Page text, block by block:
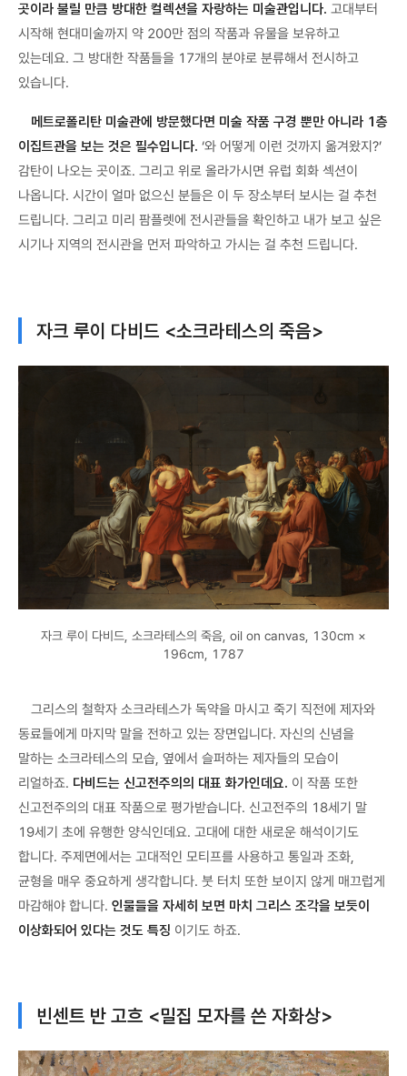
곳이라 불릴 만큼 방대한 컬렉션을 자랑하는 미술관입니다. 고대부터
시작해 현대미술까지 약 200만 점의 작품과 유물을 보유하고
있는데요. 그 방대한 작품들을 17개의 분야로 분류해서 전시하고
있습니다.
메트로폴리탄 미술관에 방문했다면 미술 작품 구경 뿐만 아니라 1층
이집트관을 보는 것은 필수입니다. ‘와 어떻게 이런 것까지 옮겨왔지?’
감탄이 나오는 곳이죠. 그리고 위로 올라가시면 유럽 회화 섹션이
나옵니다. 시간이 얼마 없으신 분들은 이 두 장소부터 보시는 걸 추천
드립니다. 그리고 미리 팜플렛에 전시관들을 확인하고 내가 보고 싶은
시기나 지역의 전시관을 먼저 파악하고 가시는 걸 추천 드립니다.
자크 루이 다비드 <소크라테스의 죽음>
자크 루이 다비드, 소크라테스의 죽음, oil on canvas, 130cm ×
196cm, 1787
그리스의 철학자 소크라테스가 독약을 마시고 죽기 직전에 제자와
동료들에게 마지막 말을 전하고 있는 장면입니다. 자신의 신념을
말하는 소크라테스의 모습, 옆에서 슬퍼하는 제자들의 모습이
리얼하죠. 다비드는 신고전주의의 대표 화가인데요. 이 작품 또한
신고전주의의 대표 작품으로 평가받습니다. 신고전주의 18세기 말
19세기 초에 유행한 양식인데요. 고대에 대한 새로운 해석이기도
합니다. 주제면에서는 고대적인 모티프를 사용하고 통일과 조화,
균형을 매우 중요하게 생각합니다. 붓 터치 또한 보이지 않게 매끄럽게
마감해야 합니다. 인물들을 자세히 보면 마치 그리스 조각을 보듯이
이상화되어 있다는 것도 특징 이기도 하죠.
빈센트 반 고흐 <밀집 모자를 쓴 자화상>